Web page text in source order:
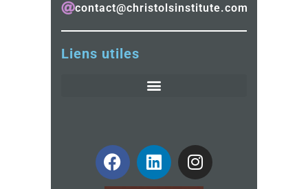
contact@christolsinstitute.com
Liens utiles